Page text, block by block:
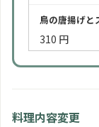
料理内容変更
ソフトドリン
750 円
鳥の唐揚げと
310 円